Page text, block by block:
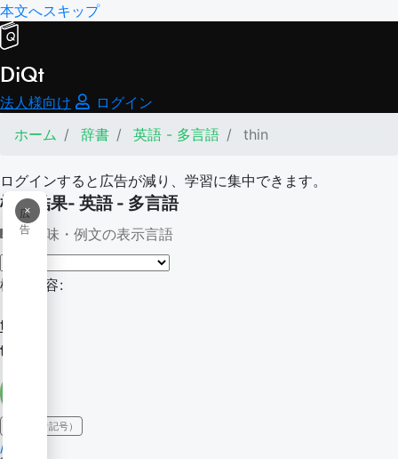
本文へスキップ
DiQt
法人様向け
ログイン
ホーム
辞書 英語 - 多言語 thin
ログインすると広告が減り、学習に集中できます。
×
広
告
検索結果- 英語 - 多言語
意味・例文の表示言語
検索内容:
thin
thin
IPA（発音記号）
/ˈθɪn/